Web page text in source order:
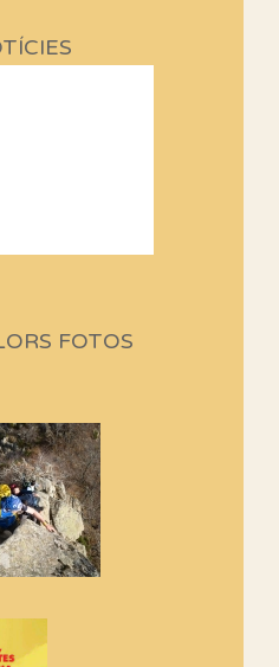
alguna
signen el
dels Camins
FOTOS